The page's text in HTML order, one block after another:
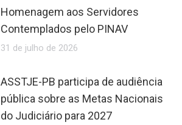
Homenagem aos Servidores
Contemplados pelo PINAV
31 de julho de 2026
ASSTJE-PB participa de audiência
pública sobre as Metas Nacionais
do Judiciário para 2027